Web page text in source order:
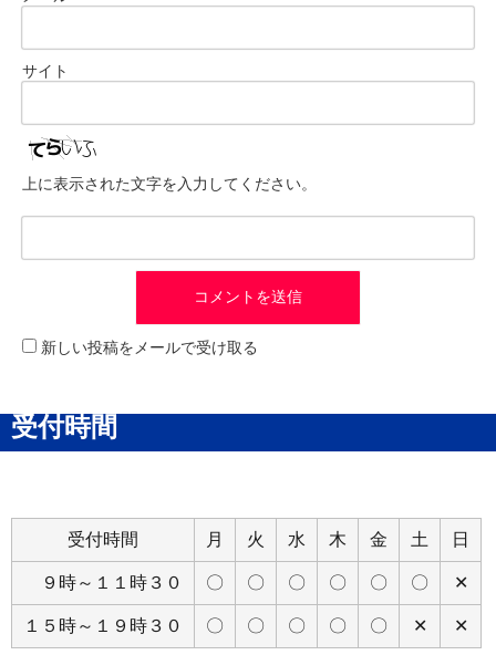
サイト
上に表示された文字を入力してください。
新しい投稿をメールで受け取る
受付時間
受付時間 月 火 水 木 金 土 日
９時～１１時３０ 〇 〇 〇 〇 〇 〇 ✕
１５時～１９時３０ 〇 〇 〇 〇 〇 ✕ ✕